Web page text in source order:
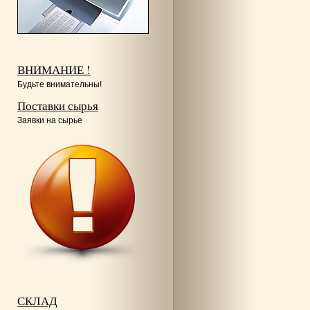
ВНИМАНИЕ !
Будьте внимательны!
Поставки сырья
Заявки на сырье
СКЛАД